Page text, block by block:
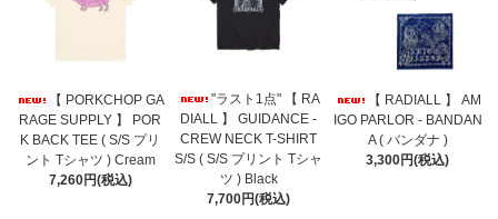
【 PORKCHOP GA
RAGE SUPPLY 】 POR
K BACK TEE ( S/S プリ
ント Tシャツ ) Cream
7,260円(税込)
"ラスト1点" 【 RA
DIALL 】 GUIDANCE -
CREW NECK T-SHIRT
S/S ( S/S プリント Tシャ
ツ ) Black
7,700円(税込)
【 RADIALL 】 AM
IGO PARLOR - BANDAN
A ( バンダナ )
3,300円(税込)